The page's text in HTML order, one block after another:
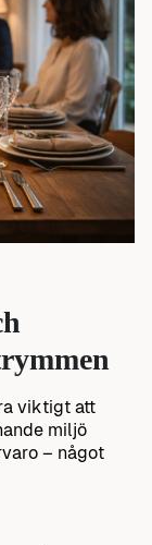
viktigt att
miljö
– något